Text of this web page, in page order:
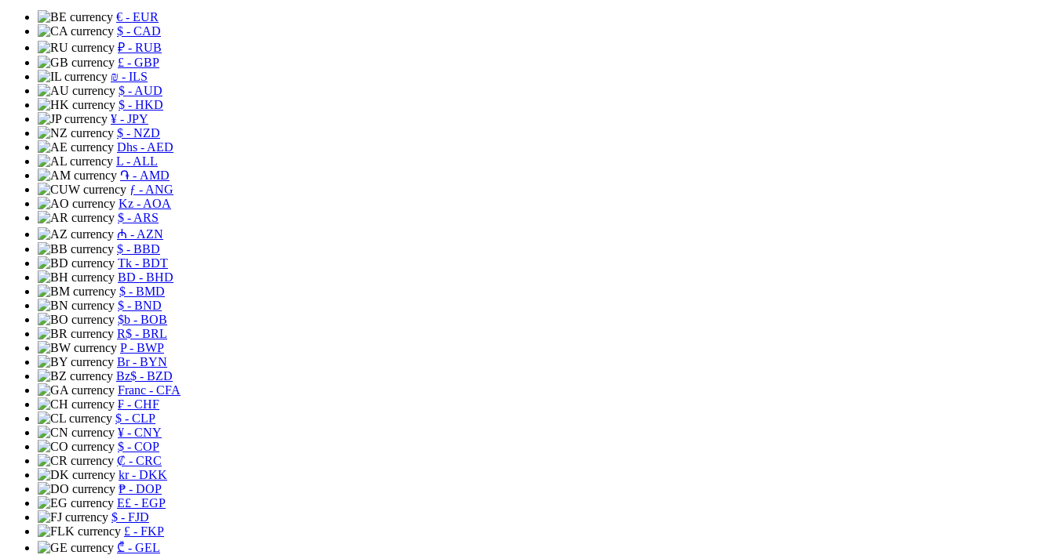
€ - EUR
$ - CAD
₽ - RUB
£ - GBP
₪ - ILS
$ - AUD
$ - HKD
¥ - JPY
$ - NZD
Dhs - AED
L - ALL
֏ - AMD
ƒ - ANG
Kz - AOA
$ - ARS
₼ - AZN
$ - BBD
Tk - BDT
BD - BHD
$ - BMD
$ - BND
$b - BOB
R$ - BRL
P- BWP
Br- BYN
Bz$ - BZD
Franc - CFA
₣ - CHF
$ - CLP
¥ - CNY
$ - COP
₡ - CRC
kr- DKK
₱ - DOP
E£ - EGP
$ - FJD
£ - FKP
₾ - GEL